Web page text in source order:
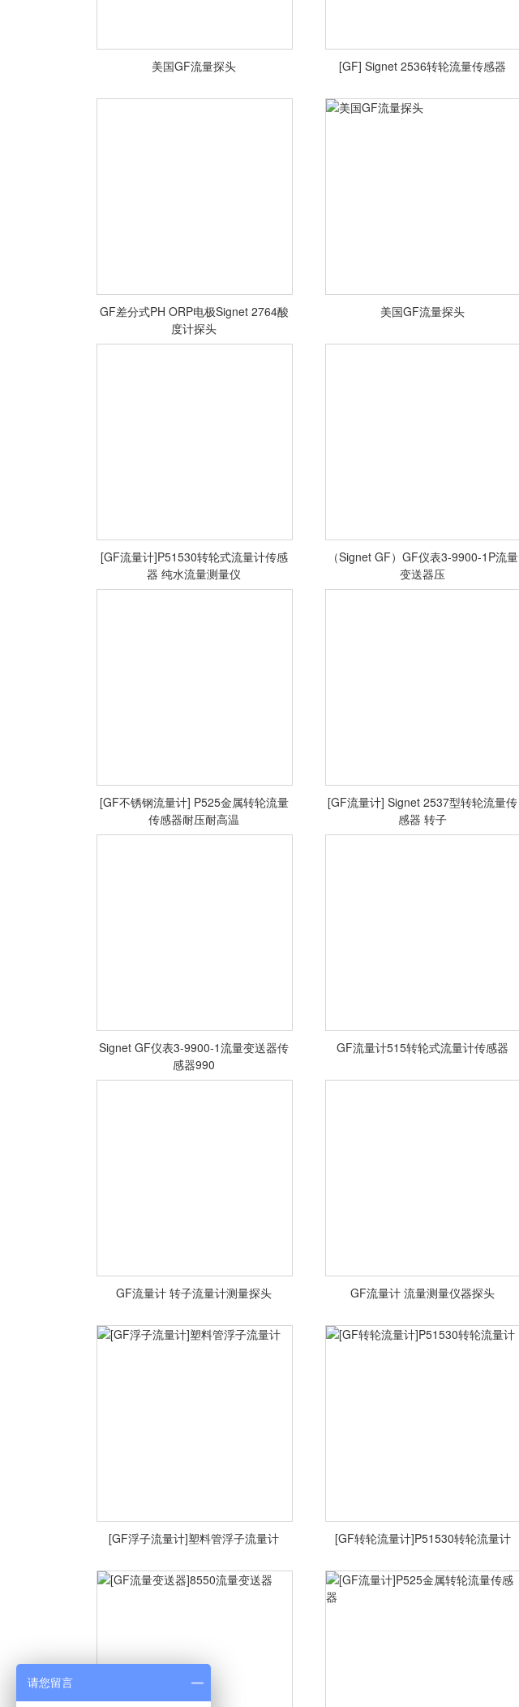
美国GF流量探头 [GF] Signet 2536转轮流量传感器
GF差分式PH ORP电极Signet 2764酸
度计探头
美国GF流量探头
[GF流量计]P51530转轮式流量计传感
器 纯水流量测量仪
（Signet GF）GF仪表3-9900-1P流量
变送器压
[GF不锈钢流量计] P525金属转轮流量
传感器耐压耐高温
[GF流量计] Signet 2537型转轮流量传
感器 转子
Signet GF仪表3-9900-1流量变送器传
感器990
GF流量计515转轮式流量计传感器
GF流量计 转子流量计测量探头 GF流量计 流量测量仪器探头
[GF浮子流量计]塑料管浮子流量计
[GF转轮流量计]P51530转轮流量计
请您留言